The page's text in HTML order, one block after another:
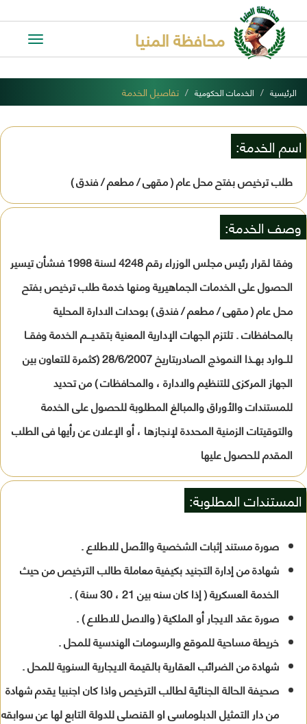
Toggle
محافظة المنيا
الرئيسية الخدمات الحكومية تفاصيل الخدمة
اسم الخدمة:
طلب ترخيص بفتح محل عام ( مقهى / مطعم / فندق )
وصف الخدمة:
وفقا لقرار رئيس مجلس الوزراء رقم 4248 لسنة 1998 فىشأن تيسير
الحصول على الخدمات الجماهيرية ومنها خدمة طلب ترخيص بفتح
محل عام ( مقهى / مطعم / فندق ) بوحدات الادارة المحلية
بالمحافظات . تلتزم الجهات الإدارية المعنية بتقديـــم الخدمة وفقــا
للــوارد بهــذا النموذج الصادربتاريخ 28/6/2007 (كثمرة للتعاون بين
الجهاز المركزى للتنظيم والادارة ، والمحافظات ) من تحديد
للمستندات والأوراق والمبالغ المطلوبة للحصول على الخدمة
والتوقيتات الزمنية المحددة لإنجازها ، أو الإعلان عن رأيها فى الطلب
المقدم للحصول عليها
المستندات المطلوبة:
صورة مستند إثبات الشخصية والأصل للاطلاع .
شهادة من إدارة التجنيد بكيفية معاملة طالب الترخيص من حيث
الخدمة العسكرية ( إذا كان سنه بين 21 ، 30 سنة ) .
صورة عقد الايجار أو الملكية ( والاصل للاطلاع ) .
خريطة مساحية للموقع والرسومات الهندسية للمحل .
شهادة من الضرائب العقارية بالقيمة الايجارية السنوية للمحل .
صحيفة الحالة الجنائية لطالب الترخيص واذا كان اجنبيا يقدم شهادة
من دار التمثيل الدبلوماسى او القنصلى للدولة التابع لها عن سوابقه